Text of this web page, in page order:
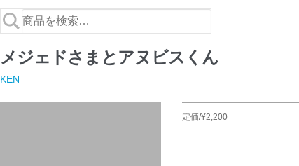
メジェドさまとアヌビスくん
KEN
定価/¥2,200